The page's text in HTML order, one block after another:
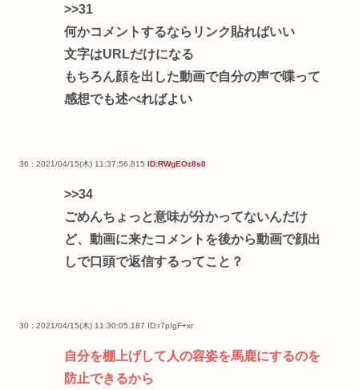
>>31
何かコメントするならリンク貼ればいい
文字はURLだけになる
もちろん顔を出した動画で自分の声で喋って
感想でも述べればよい
36 : 2021/04/15(木) 11:37:56.815 ID:RWgEOz8s0
>>34
ごめんちょっと意味が分かってないんだけ
ど、動画に来たコメントを後から動画で顔出
しで口頭で返信するってこと？
30 : 2021/04/15(木) 11:30:05.187 ID:r7pIgF+xr
自分を棚上げして人の容姿を馬鹿にするのを
防止できるから